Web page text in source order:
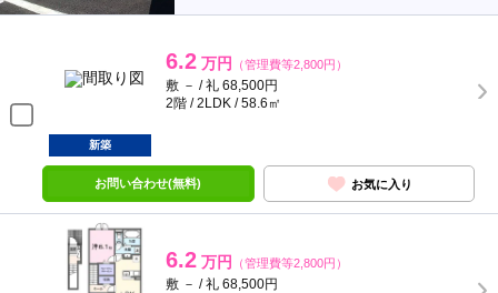
6.2 万円 （管理費等2,800円）
敷 － / 礼 68,500円
2階 / 2LDK / 58.6㎡
新築
お問い合わせ(無料) お気に入り
6.2 万円 （管理費等2,800円）
敷 － / 礼 68,500円